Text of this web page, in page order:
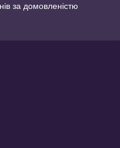
за домовленістю